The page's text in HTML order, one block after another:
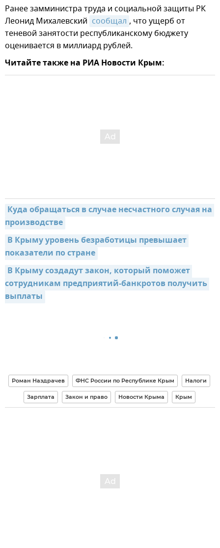
Ранее замминистра труда и социальной защиты РК
Леонид Михалевский сообщал , что ущерб от
теневой занятости республиканскому бюджету
оценивается в миллиард рублей.
Читайте также на РИА Новости Крым:
Куда обращаться в случае несчастного случая на
производстве
В Крыму уровень безработицы превышает
показатели по стране
В Крыму создадут закон, который поможет
сотрудникам предприятий-банкротов получить
выплаты
Роман Наздрачев ФНС России по Республике Крым Налоги
Зарплата Закон и право Новости Крыма Крым